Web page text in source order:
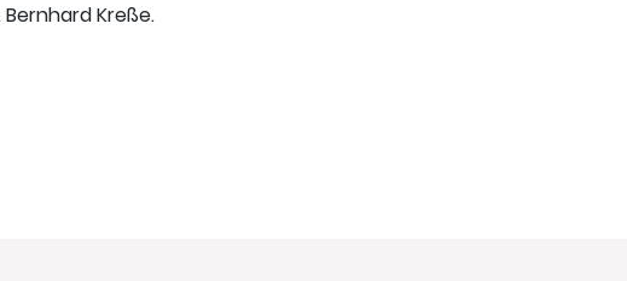
Kreße.